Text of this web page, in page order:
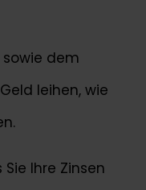
sowie dem
leihen, wie
Ihre Zinsen